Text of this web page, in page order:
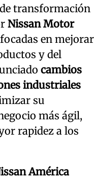
transformación
Nissan Motor
en mejorar
y del
cambios
industriales
su
más ágil,
rapidez a los
América